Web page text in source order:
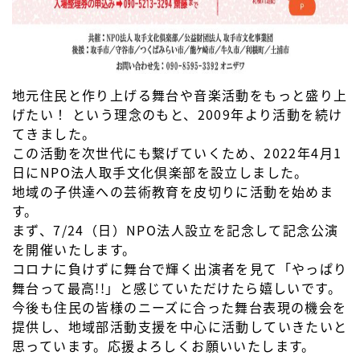
地元住民と作り上げる舞台や音楽活動をもっと盛り上
げたい！ という理念のもと、2009年より活動を続け
てきました。
この活動を次世代にも繋げていくため、2022年4月1
日にNPO法人取手文化倶楽部を設立しました。
地域の子供達への芸術教育を皮切りに活動を始めま
す。
まず、7/24（日）NPO法人設立を記念して記念公演
を開催いたします。
コロナに負けずに舞台で輝く出演者を見て「やっぱり
舞台って最高!!」と感じていただけたら嬉しいです。
今後も住民の皆様のニーズに合った舞台表現の機会を
提供し、地域部活動支援を中心に活動していきたいと
思っています。応援よろしくお願いいたします。